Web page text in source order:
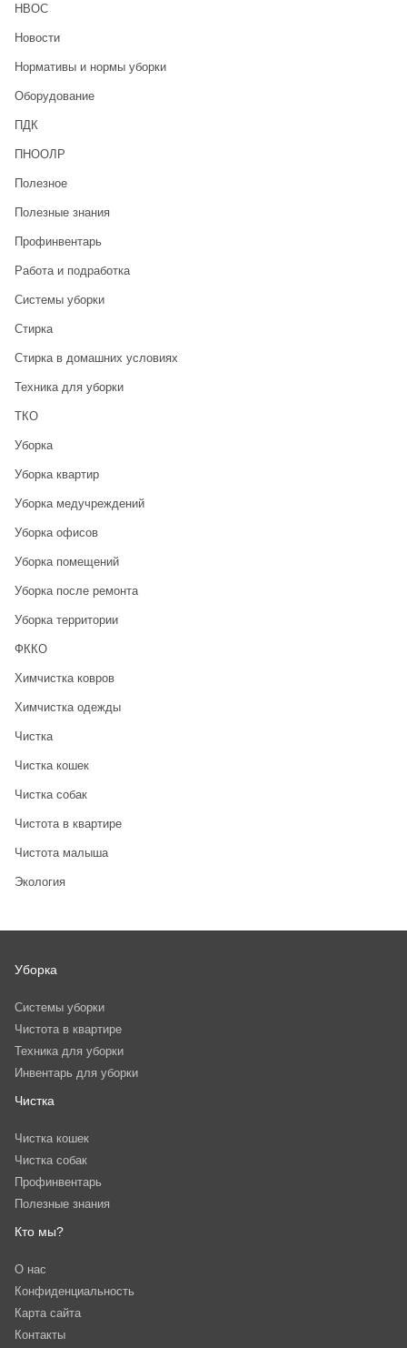
НВОС
Новости
Нормативы и нормы уборки
Оборудование
ПДК
ПНООЛР
Полезное
Полезные знания
Профинвентарь
Работа и подработка
Системы уборки
Стирка
Стирка в домашних условиях
Техника для уборки
ТКО
Уборка
Уборка квартир
Уборка медучреждений
Уборка офисов
Уборка помещений
Уборка после ремонта
Уборка территории
ФККО
Химчистка ковров
Химчистка одежды
Чистка
Чистка кошек
Чистка собак
Чистота в квартире
Чистота малыша
Экология
Уборка
Системы уборки
Чистота в квартире
Техника для уборки
Инвентарь для уборки
Чистка
Чистка кошек
Чистка собак
Профинвентарь
Полезные знания
Кто мы?
О нас
Конфиденциальность
Карта сайта
Контакты